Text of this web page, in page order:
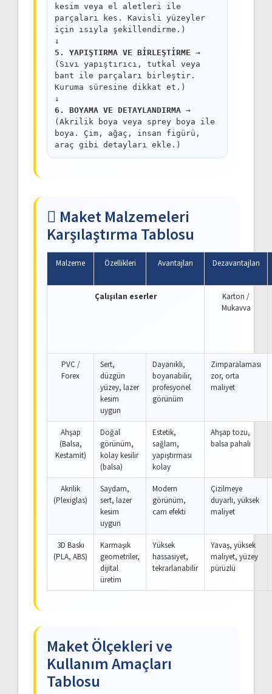
kesim veya el aletleri ile
parçaları kes. Kavisli yüzeyler
için ısıyla şekillendirme.)
↓
5. YAPIŞTIRMA VE BİRLEŞTİRME →
(Sıvı yapıştırıcı, tutkal veya
bant ile parçaları birleştir.
Kuruma süresine dikkat et.)
↓
6. BOYAMA VE DETAYLANDIRMA →
(Akrilik boya veya sprey boya ile
boya. Çim, ağaç, insan figürü,
araç gibi detayları ekle.)
Maket Malzemeleri
Karşılaştırma Tablosu
Malzeme Özellikleri Avantajları Dezavantajları
Çalışılan eserler
Karton /
Mukavva
PVC /
Forex
Sert,
düzgün
yüzey, lazer
kesim
uygun
Dayanıklı,
boyanabilir,
profesyonel
görünüm
Zımparalaması
zor, orta
maliyet
Ahşap
(Balsa,
Kestamit)
Doğal
görünüm,
kolay kesilir
(balsa)
Estetik,
sağlam,
yapıştırması
kolay
Ahşap tozu,
balsa pahalı
Akrilik
(Plexiglas)
Saydam,
sert, lazer
kesim
uygun
Modern
görünüm,
cam efekti
Çizilmeye
duyarlı, yüksek
maliyet
3D Baskı
(PLA, ABS)
Karmaşık
geometriler,
dijital
üretim
Yüksek
hassasiyet,
tekrarlanabilir
Yavaş, yüksek
maliyet, yüzey
pürüzlü
Maket Ölçekleri ve
Kullanım Amaçları
Tablosu